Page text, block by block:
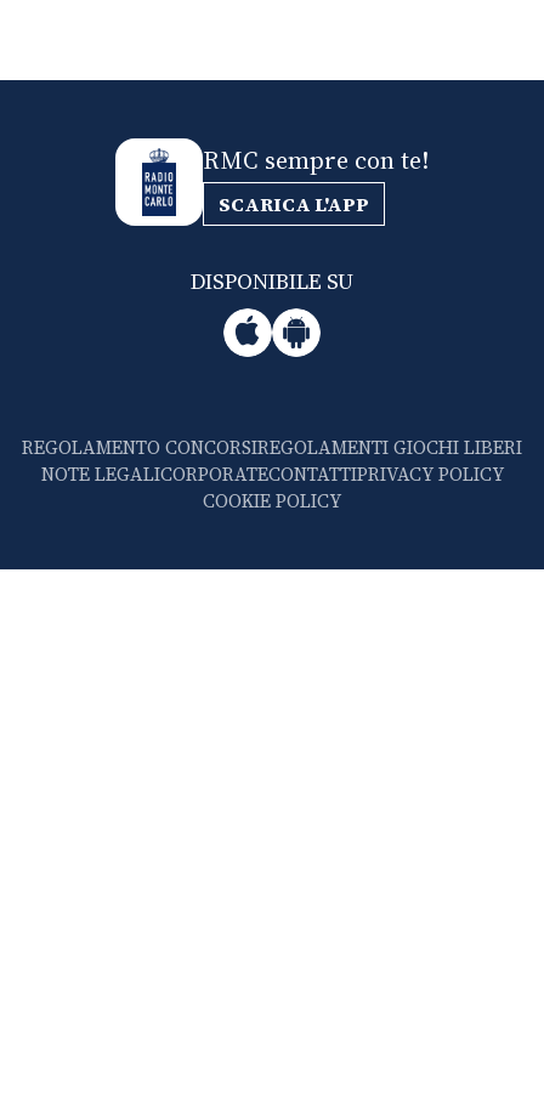
RMC sempre con te!
SCARICA L'APP
DISPONIBILE SU
REGOLAMENTO CONCORSIREGOLAMENTI GIOCHI LIBERI
NOTE LEGALICORPORATECONTATTIPRIVACY POLICY
COOKIE POLICY